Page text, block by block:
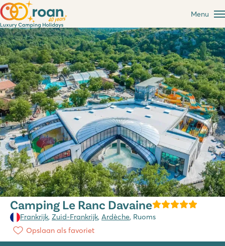
Menu
Camping Le Ranc Davaine
Frankrijk, Zuid-Frankrijk, Ardèche, Ruoms
Opslaan als favoriet